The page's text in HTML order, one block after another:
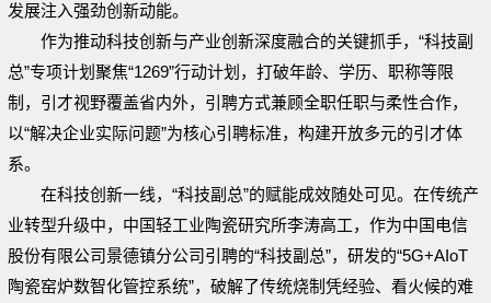
发展注入强劲创新动能。
作为推动科技创新与产业创新深度融合的关键抓手，“科技副
总”专项计划聚焦“1269”行动计划，打破年龄、学历、职称等限
制，引才视野覆盖省内外，引聘方式兼顾全职任职与柔性合作，
以“解决企业实际问题”为核心引聘标准，构建开放多元的引才体
系。
在科技创新一线，“科技副总”的赋能成效随处可见。在传统产
业转型升级中，中国轻工业陶瓷研究所李涛高工，作为中国电信
股份有限公司景德镇分公司引聘的“科技副总”，研发的“5G+AIoT
陶瓷窑炉数智化管控系统”，破解了传统烧制凭经验、看火候的难